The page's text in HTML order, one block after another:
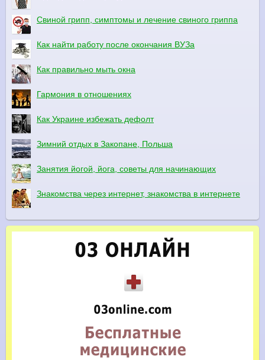
Свиной грипп, симптомы и лечение свиного гриппа
Как найти работу после окончания ВУЗа
Как правильно мыть окна
Гармония в отношениях
Как Украине избежать дефолт
Зимний отдых в Закопане, Польша
Занятия йогой, йога, советы для начинающих
Знакомства через интернет, знакомства в интернете